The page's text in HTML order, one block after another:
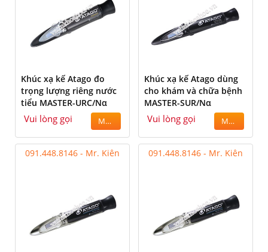
Khúc xạ kế Atago đo
trọng lượng riêng nước
tiểu MASTER-URC/Nα
Vui lòng gọi MUA
Khúc xạ kế Atago dùng
cho khám và chữa bệnh
MASTER-SUR/Nα
Vui lòng gọi MUA
091.448.8146 - Mr. Kiên 091.448.8146 - Mr. Kiên